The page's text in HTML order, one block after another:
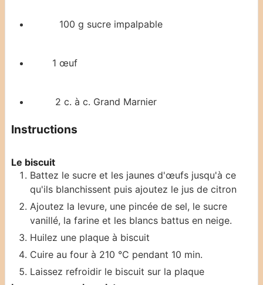
100 g sucre impalpable
1 œuf
2 c. à c. Grand Marnier
Instructions
Le biscuit
Battez le sucre et les jaunes d'œufs jusqu'à ce
qu'ils blanchissent puis ajoutez le jus de citron
Ajoutez la levure, une pincée de sel, le sucre
vanillé, la farine et les blancs battus en neige.
Huilez une plaque à biscuit
Cuire au four à 210 °C pendant 10 min.
Laissez refroidir le biscuit sur la plaque